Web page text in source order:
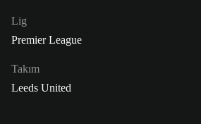
Lig
Premier League
Takım
Leeds United